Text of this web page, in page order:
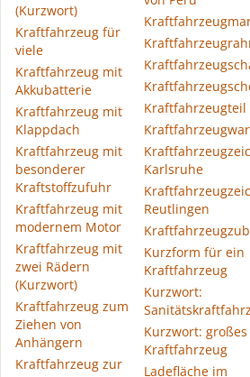
(Kurzwort)
Kraftfahrzeug für
viele
Kraftfahrzeug mit
Akkubatterie
Kraftfahrzeug mit
Klappdach
Kraftfahrzeug mit
besonderer
Kraftstoffzufuhr
Kraftfahrzeug mit
modernem Motor
Kraftfahrzeug mit
zwei Rädern
(Kurzwort)
Kraftfahrzeug zum
Ziehen von
Anhängern
Kraftfahrzeug zur
Kraftfahrzeugteil
Karlsruhe
Reutlingen
Kurzform für ein
Kraftfahrzeug
Kurzwort:
Kurzwort: großes
Kraftfahrzeug
Ladefläche im